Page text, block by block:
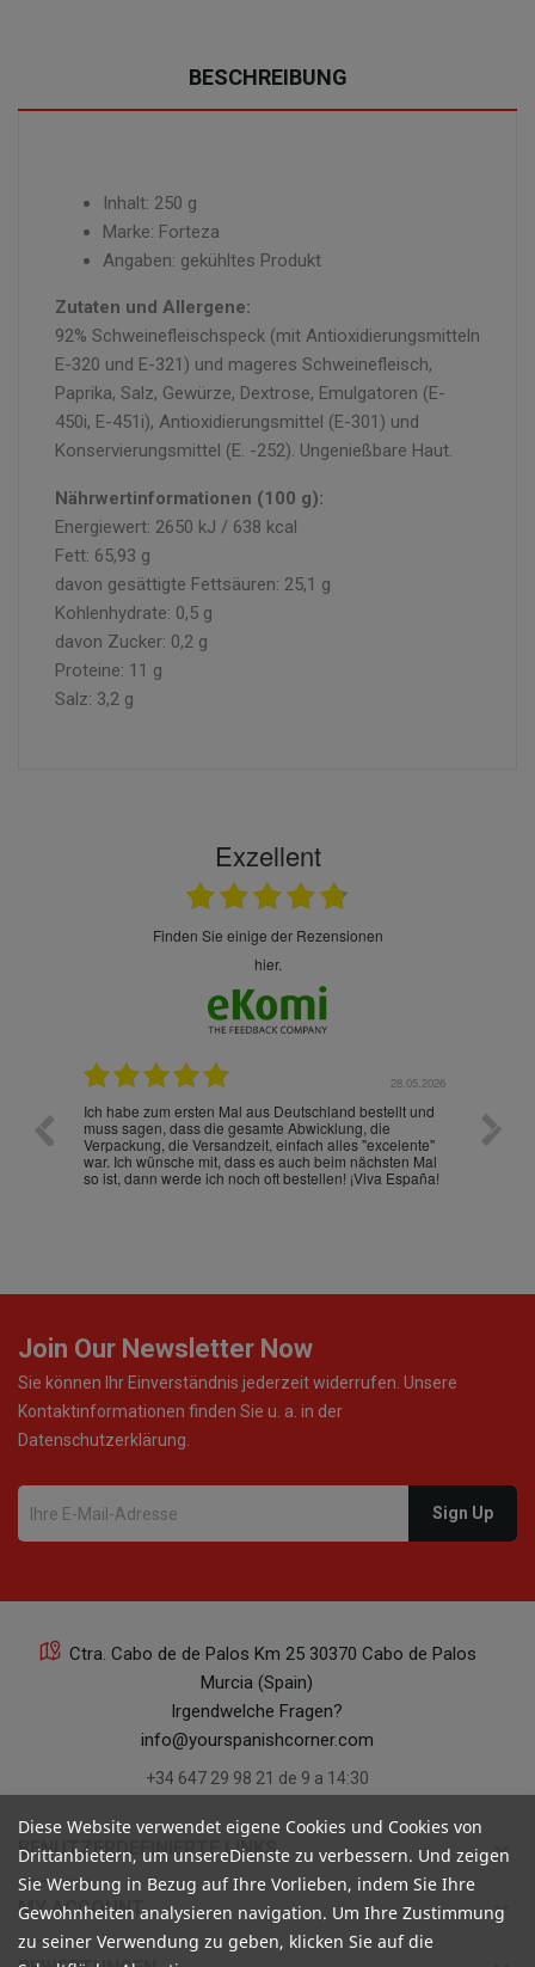
BESCHREIBUNG
Inhalt: 250 g
Marke: Forteza
Angaben: gekühltes Produkt
Zutaten und Allergene:
92% Schweinefleischspeck (mit Antioxidierungsmitteln
E-320 und E-321) und mageres Schweinefleisch,
Paprika, Salz, Gewürze, Dextrose, Emulgatoren (E-
450i, E-451i), Antioxidierungsmittel (E-301) und
Konservierungsmittel (E. -252). Ungenießbare Haut.
Nährwertinformationen (100 g):
Energiewert: 2650 kJ / 638 kcal
Fett: 65,93 g
davon gesättigte Fettsäuren: 25,1 g
Kohlenhydrate: 0,5 g
davon Zucker: 0,2 g
Proteine: 11 g
Salz: 3,2 g
Exzellent
finden Sie einige der Rezensionen
hier.
28.05.2026
Ich habe zum ersten Mal aus Deutschland bestellt und
muss sagen, dass die gesamte Abwicklung, die
Verpackung, die Versandzeit, einfach alles "excelente"
war. Ich wünsche mit, dass es auch beim nächsten Mal
so ist, dann werde ich noch oft bestellen! ¡Viva España!
Die
gut
ist
Join Our Newsletter Now
Sie können Ihr Einverständnis jederzeit widerrufen. Unsere
Kontaktinformationen finden Sie u. a. in der
Datenschutzerklärung.
Ctra. Cabo de de Palos Km 25 30370 Cabo de Palos
Murcia (Spain)
Irgendwelche Fragen?
info@yourspanishcorner.com
+34 647 29 98 21 de 9 a 14:30
BENUTZERDEFINIERTE LINKS keyboard_arrow_down
MY ACCOUNT keyboard_arrow_down
Diese Website verwendet eigene Cookies und Cookies von
Drittanbietern, um unsereDienste zu verbessern. Und zeigen
Sie Werbung in Bezug auf Ihre Vorlieben, indem Sie Ihre
Gewohnheiten analysieren navigation. Um Ihre Zustimmung
zu seiner Verwendung zu geben, klicken Sie auf die